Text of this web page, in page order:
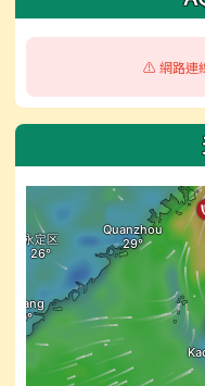
⚠️ 網路連